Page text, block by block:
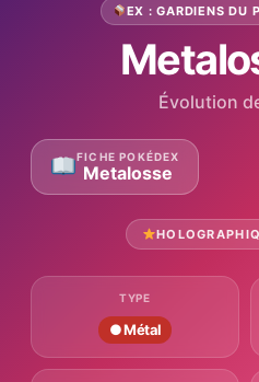
EX : GARDIENS DU
Évolution
FICHE POKÉDEX
Metalosse
TYPE
● Métal